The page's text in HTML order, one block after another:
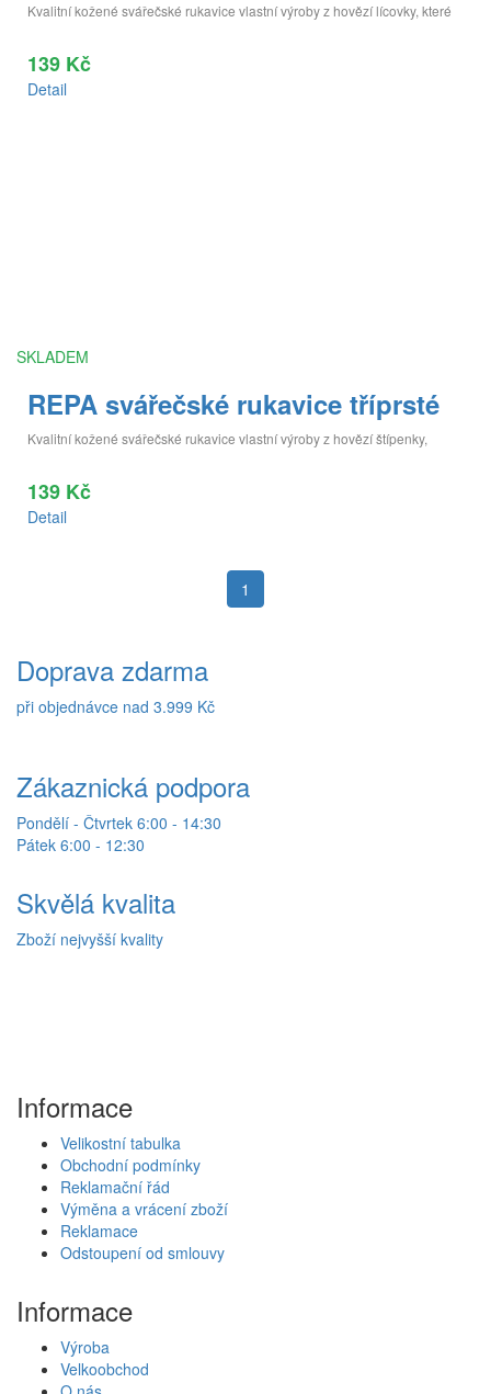
Kvalitní kožené svářečské rukavice vlastní výroby z hovězí lícovky, které
139 Kč
Detail
SKLADEM
REPA svářečské rukavice tříprsté
Kvalitní kožené svářečské rukavice vlastní výroby z hovězí štípenky,
139 Kč
Detail
1
Doprava zdarma
při objednávce nad 3.999 Kč
Zákaznická podpora
Pondělí - Čtvrtek 6:00 - 14:30
Pátek 6:00 - 12:30
Skvělá kvalita
Zboží nejvyšší kvality
Informace
Velikostní tabulka
Obchodní podmínky
Reklamační řád
Výměna a vrácení zboží
Reklamace
Odstoupení od smlouvy
Informace
Výroba
Velkoobchod